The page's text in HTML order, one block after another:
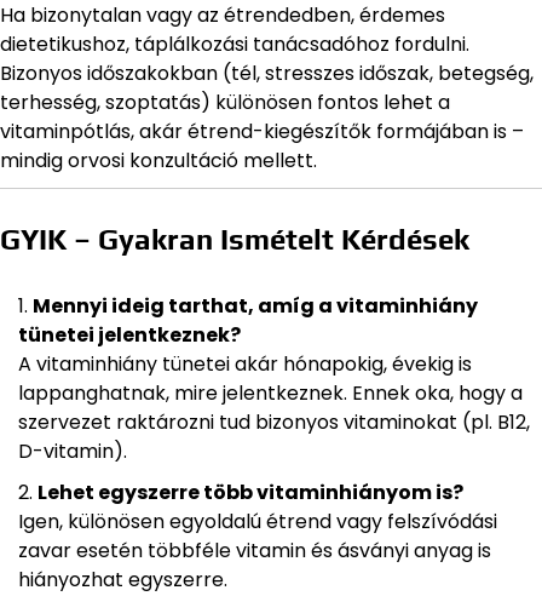
Ha bizonytalan vagy az étrendedben, érdemes
dietetikushoz, táplálkozási tanácsadóhoz fordulni.
Bizonyos időszakokban (tél, stresszes időszak, betegség,
terhesség, szoptatás) különösen fontos lehet a
vitaminpótlás, akár étrend-kiegészítők formájában is –
mindig orvosi konzultáció mellett.
GYIK – Gyakran Ismételt Kérdések
Mennyi ideig tarthat, amíg a vitaminhiány
tünetei jelentkeznek?
A vitaminhiány tünetei akár hónapokig, évekig is
lappanghatnak, mire jelentkeznek. Ennek oka, hogy a
szervezet raktározni tud bizonyos vitaminokat (pl. B12,
D-vitamin).
Lehet egyszerre több vitaminhiányom is?
Igen, különösen egyoldalú étrend vagy felszívódási
zavar esetén többféle vitamin és ásványi anyag is
hiányozhat egyszerre.